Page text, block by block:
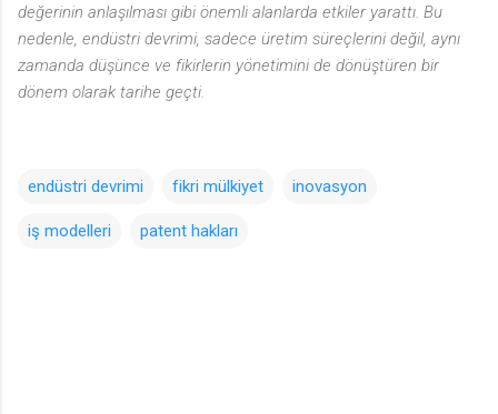
değerinin anlaşılması gibi önemli alanlarda etkiler yarattı. Bu
nedenle, endüstri devrimi, sadece üretim süreçlerini değil, aynı
zamanda düşünce ve fikirlerin yönetimini de dönüştüren bir
dönem olarak tarihe geçti.
endüstri devrimi fikri mülkiyet inovasyon
iş modelleri patent hakları